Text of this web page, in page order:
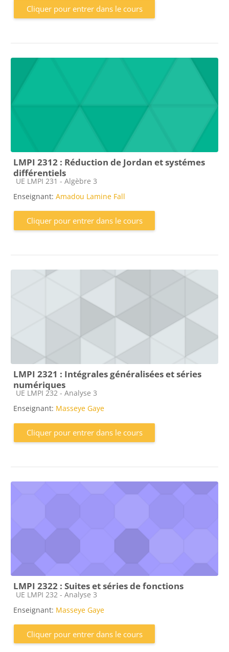
Cliquer pour entrer dans le cours
LMPI 2312 : Réduction de Jordan et systémes
différentiels
Catégorie de cours
UE LMPI 231 - Algèbre 3
Enseignant: Amadou Lamine Fall
Cliquer pour entrer dans le cours
LMPI 2321 : Intégrales généralisées et séries
numériques
Catégorie de cours
UE LMPI 232 - Analyse 3
Enseignant: Masseye Gaye
Cliquer pour entrer dans le cours
LMPI 2322 : Suites et séries de fonctions
Catégorie de cours
UE LMPI 232 - Analyse 3
Enseignant: Masseye Gaye
Cliquer pour entrer dans le cours